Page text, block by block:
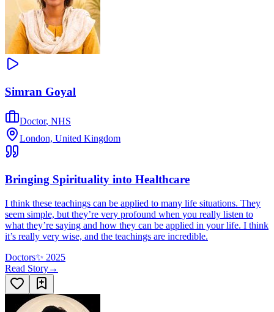
Simran Goyal
Doctor, NHS
London, United Kingdom
Bringing Spirituality into Healthcare
I think these teachings can be applied to many life situations. They
seem simple, but they’re very profound when you really listen to
what they’re saying and how they can be applied in your life. I think
it’s really very wise, and the teachings are incredible.
Doctors✨ 2025
Read Story→